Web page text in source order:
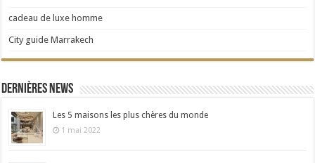
cadeau de luxe homme
City guide Marrakech
Dernières news
Les 5 maisons les plus chères du monde
1 mai 2022